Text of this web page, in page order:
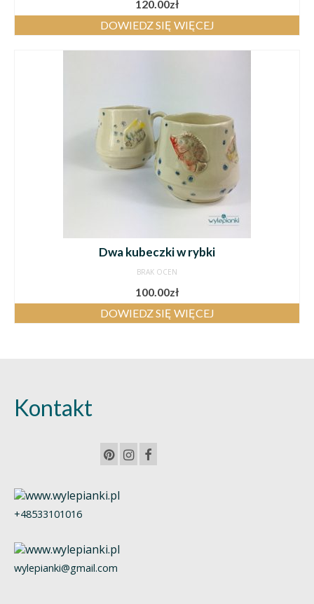
120.00zł
DOWIEDZ SIĘ WIĘCEJ
Dwa kubeczki w rybki
BRAK OCEN
100.00zł
DOWIEDZ SIĘ WIĘCEJ
Kontakt
+48533101016
wylepianki@gmail.com